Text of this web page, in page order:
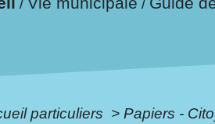
/ /
particuliers > Papiers -